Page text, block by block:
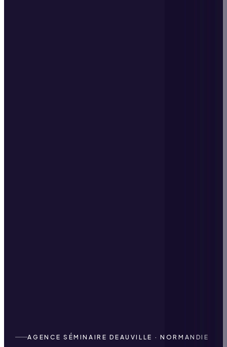
AGENCE SÉMINAIRE DEAUVILLE · NORMANDIE